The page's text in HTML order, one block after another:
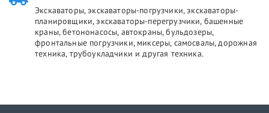
Экскаваторы, экскаваторы-погрузчики, экскаваторы-
планировщики, экскаваторы-перегрузчики, башенные
краны, бетононасосы, автокраны, бульдозеры,
фронтальные погрузчики, миксеры, самосвалы, дорожная
техника, трубоукладчики и другая техника.